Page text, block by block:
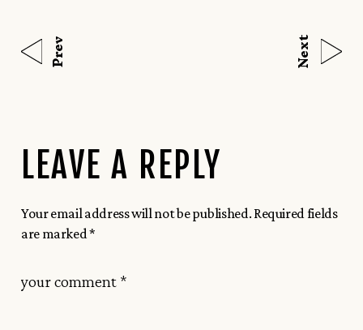
Prev Next
LEAVE A REPLY
Your email address will not be published. Required fields
are marked*